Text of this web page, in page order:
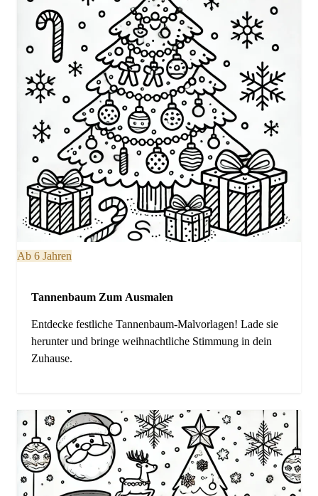
Ab 6 Jahren
Tannenbaum Zum Ausmalen
Entdecke festliche Tannenbaum-Malvorlagen! Lade sie
herunter und bringe weihnachtliche Stimmung in dein
Zuhause.